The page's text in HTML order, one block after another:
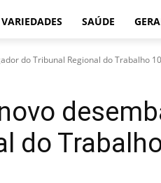
VARIEDADES SAÚDE
do Tribunal Regional do Trabalho
do